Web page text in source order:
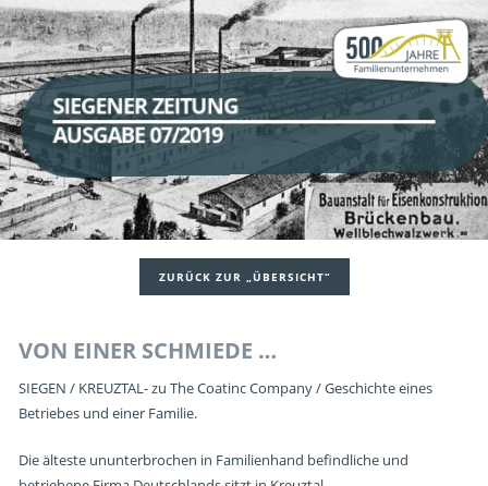
SIEGENER ZEITUNG
AUSGABE 07/2019
ZURÜCK ZUR „ÜBERSICHT“
VON EINER SCHMIEDE …
SIEGEN / KREUZTAL- zu The Coatinc Company / Geschichte eines
Betriebes und einer Familie.
Die älteste ununterbrochen in Familienhand befindliche und